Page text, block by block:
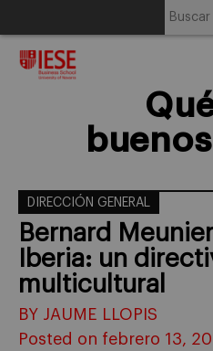
DIRECCIÓN GENERAL
Bernard
Iberia: un
multicultural
BY JAUME LLOPIS
Posted on febrero 13,